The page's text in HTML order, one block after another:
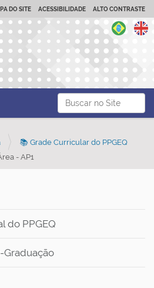
Busca
Busca Avançada…
DO SITE ACESSIBILIDADE ALTO CONTRASTE
📚 Grade Curricular do PPGEQ
- AP1
do PPGEQ
Graduação